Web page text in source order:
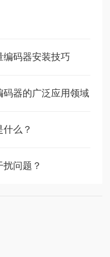
编码器安装技巧
码器的广泛应用领域
么？
问题？